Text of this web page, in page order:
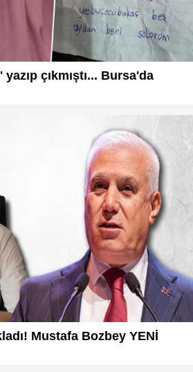
çıkmıştı... Bursa'da
Mustafa Bozbey YENİ